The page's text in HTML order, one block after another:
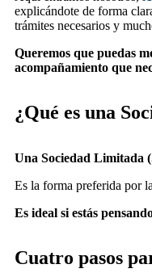
explicándote de forma
trámites necesarios y
Queremos que puedas
acompañamiento que
¿Qué es una
Una Sociedad Limitada
Es la forma preferida por
Es ideal si estás
Cuatro pasos